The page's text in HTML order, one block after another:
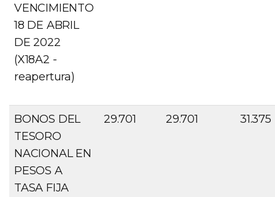
VENCIMIENTO
18 DE ABRIL
DE 2022
(X18A2 -
reapertura)
BONOS DEL
TESORO
NACIONAL EN
PESOS A
TASA FIJA
29.701 29.701 31.375